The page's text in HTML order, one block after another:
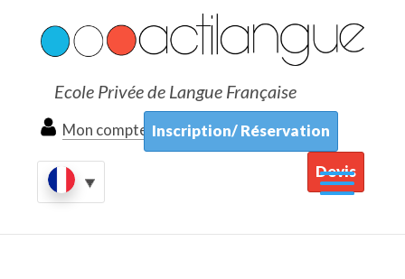
Ecole Privée de Langue Française
Mon compte Inscription/ Réservation
Devis